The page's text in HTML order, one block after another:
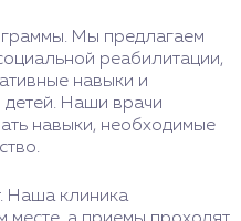
Мы предлагаем
реабилитации,
навыки и
Наши врачи
навыки, необходимые
Наша клиника